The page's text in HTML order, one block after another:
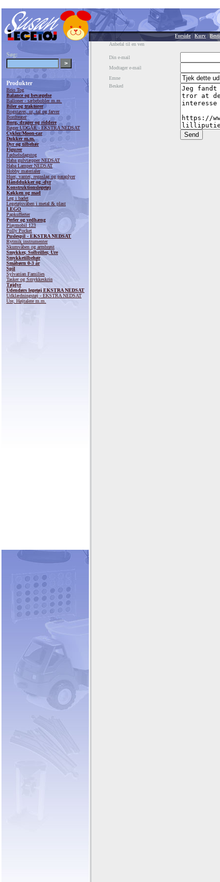
Forside|Kurv |
Søg:
Produkter
Brio Tog
Balance og bevægelse
Balloner - sæbebobler m.m.
Biler og traktorer
Bogstaver, ur, tal og farver
Bordteater
Borg, drager og riddere
Bøger UDGÅR - EKSTRA NEDSAT
Cykler/Moon-car
Dukker m.m.
Dyr og tilbehør
Figurer
Fødselsdagstog
Haba gulvtæpper NEDSAT
Haba Lamper NEDSAT
Hobby materialer
Huer, vanter, regnslag og paraplyer
Hånddukker og -dyr
Konstruktionslegetøj
Køkken og mad
Leg i badet
Legetøjsvåben i metal & plast
LEGO
Papkufferter
Perler og vedhæng
Playmobil 123
Polly Pocket
Puslespil - EKSTRA NEDSAT
Rytmik instrumenter
Skumvåben og armbrøst
Smykker, Solbriller, Ure
Smykketilbehør
Småbørn 0-3 år
Spil
Sylvanian Families
Tasker og Smykkeskrin
Tøjdyr
Udendørs legetøj EKSTRA NEDSAT
Udklædningstøj - EKSTRA NEDSAT
Ure, Højtalere m.m.
Anbefal til en ven
Din e-mail
Modtager e-mail
Emne
Besked